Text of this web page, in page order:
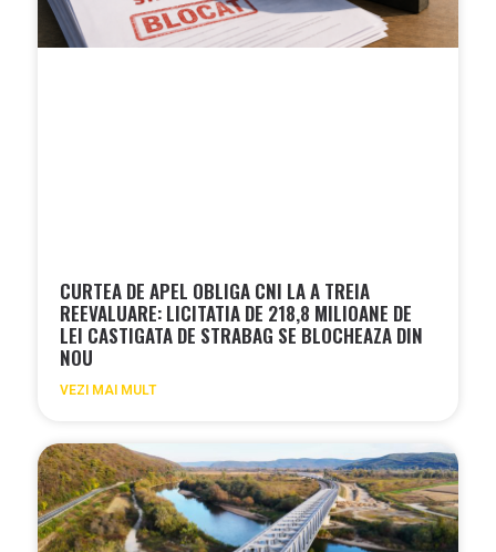
CURTEA DE APEL OBLIGA CNI LA A TREIA
REEVALUARE: LICITATIA DE 218,8 MILIOANE DE
LEI CASTIGATA DE STRABAG SE BLOCHEAZA DIN
NOU
VEZI MAI MULT